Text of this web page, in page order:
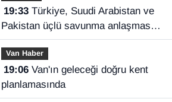
19:33Türkiye, Suudi Arabistan ve
Pakistan üçlü savunma anlaşması
imzaladı
Van Haber
19:06Van'ın geleceği doğru kent
planlamasında